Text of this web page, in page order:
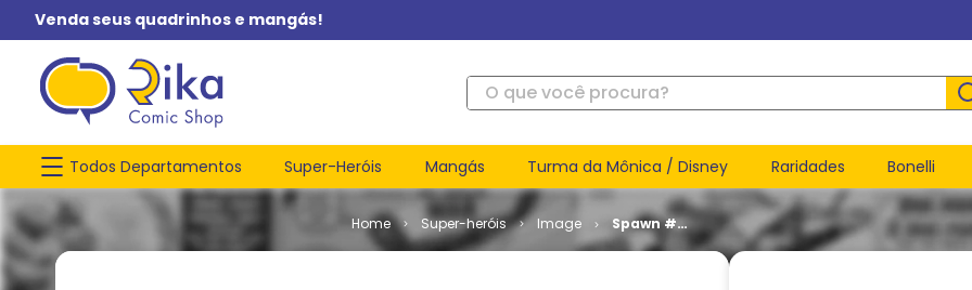
Venda seus quadrinhos e mangás!
O que você procura?
Todos Departamentos Super-Heróis Mangás Turma da Mônica / Disney Raridades Bonelli
Super-heróis Image
Spawn #
045